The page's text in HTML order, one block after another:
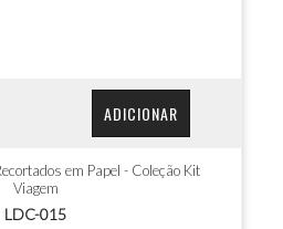
ADICIONAR
em Papel - Coleção Kit
Viagem
LDC-015